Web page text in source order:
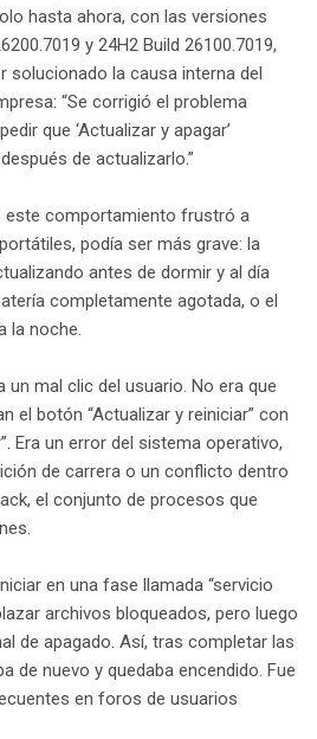
hasta ahora, con las versiones
y 24H2 Build 26100.7019,
la causa interna del
“Se corrigió el problema
que ‘Actualizar y apagar’
de actualizarlo.”
este comportamiento frustró a
podía ser más grave: la
antes de dormir y al día
completamente agotada, o el
la noche.
un mal clic del usuario. No era que
el botón “Actualizar y reiniciar” con
Era un error del sistema operativo,
de carrera o un conflicto dentro
el conjunto de procesos que
en una fase llamada “servicio
archivos bloqueados, pero luego
de apagado. Así, tras completar las
de nuevo y quedaba encendido. Fue
en foros de usuarios